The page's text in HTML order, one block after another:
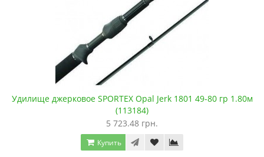
Удилище джерковое SPORTEX Opal Jerk 1801 49-80 гр 1.80м
(113184)
5 723.48 грн.
Купить